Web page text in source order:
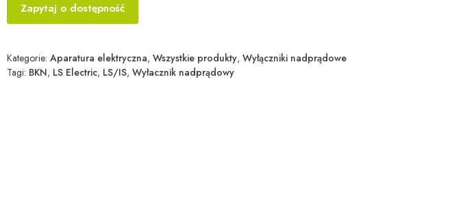
Zapytaj o dostępność
Kategorie:Aparatura elektryczna,Wszystkie produkty,Wyłączniki nadprądowe
Tagi: BKN, LS Electric, LS/IS,Wyłacznik nadprądowy